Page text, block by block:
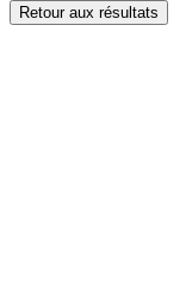
Retour aux résultats